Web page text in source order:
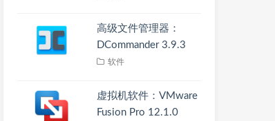
高级文件管理器：
DCommander 3.9.3
软件
虚拟机软件：VMware
Fusion Pro 12.1.0